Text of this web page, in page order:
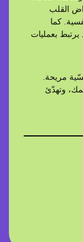
كما
بعمليات
مريحة.
وتهدّئ